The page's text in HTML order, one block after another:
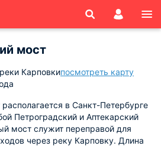
мост
Карповкипосмотреть карту
в Санкт-Петербурге
Петроградский и Аптекарский
мост служит переправой для
через реку Карповку. Длина